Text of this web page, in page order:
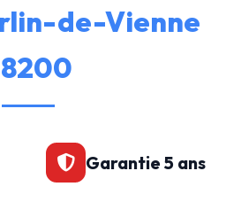
de-Vienne
Garantie 5 ans